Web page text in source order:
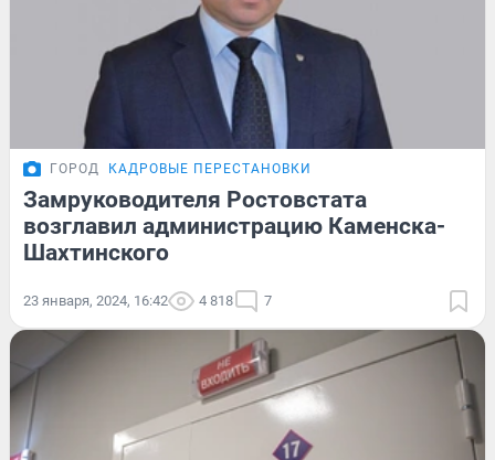
ГОРОД КАДРОВЫЕ ПЕРЕСТАНОВКИ
Замруководителя Ростовстата
возглавил администрацию Каменска-
Шахтинского
23 января, 2024, 16:42 4 818 7